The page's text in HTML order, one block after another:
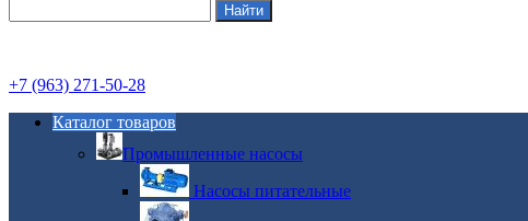
+7 (963) 271-50-28
Каталог товаров
Промышленные насосы
Насосы питательные